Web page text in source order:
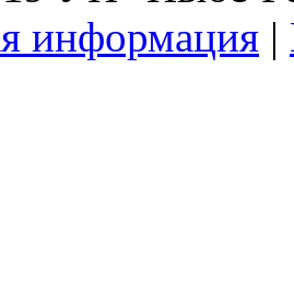
информация |